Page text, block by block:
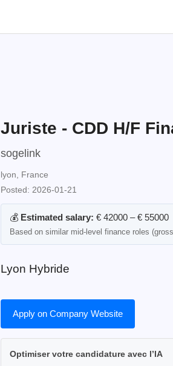
Juriste - CDD H/F
sogelink
lyon, France
Posted: 2026-01-21
💰 Estimated salary: € 42000 – € 55000
Based on similar mid-level finance roles
Lyon Hybride
Apply on Company Website
Optimiser votre candidature avec l’IA